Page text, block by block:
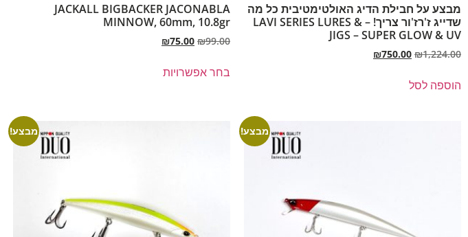
מבצע על חבילת הדיג האולטימטיבית כל מה
שדייג ז'רז'ור צריך! – LAVI SERIES LURES &
JIGS – SUPER GLOW & UV
₪1,224.00
₪750.00
הוספה לסל
JACKALL BIGBACKER JACONABLA
MINNOW, 60mm, 10.8gr
₪99.00
₪75.00
בחר אפשרויות
מבצע! מבצע!